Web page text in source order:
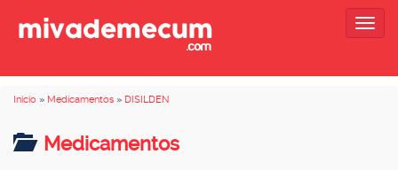
Inicio » Medicamentos » DISILDEN
Medicamentos